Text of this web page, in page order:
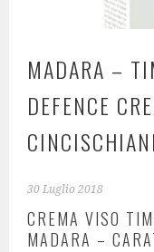
MADARA –
DEFENCE
30 Luglio 2018
CREMA VISO
MADARA –